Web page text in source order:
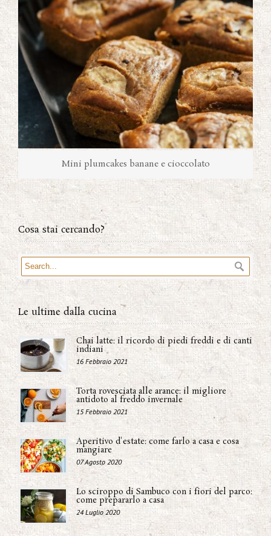
Mini plumcakes banane e cioccolato
Cosa stai cercando?
Le ultime dalla cucina
Chai latte: il ricordo di piedi freddi e di canti
indiani
16 Febbraio 2021
Torta rovesciata alle arance: il migliore
antidoto al freddo invernale
15 Febbraio 2021
Aperitivo d'estate: come farlo a casa e cosa
mangiare
07 Agosto 2020
Lo sciroppo di Sambuco con i fiori del parco:
come prepararlo a casa
24 Luglio 2020